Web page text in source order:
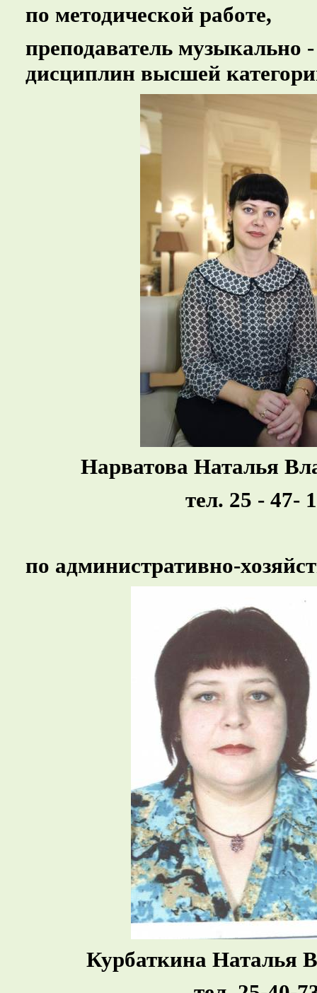
по методической работе,
преподаватель музыкально
дисциплин высшей
Нарватова Наталья
тел. 25 - 47-
по административно-
Курбаткина Наталья